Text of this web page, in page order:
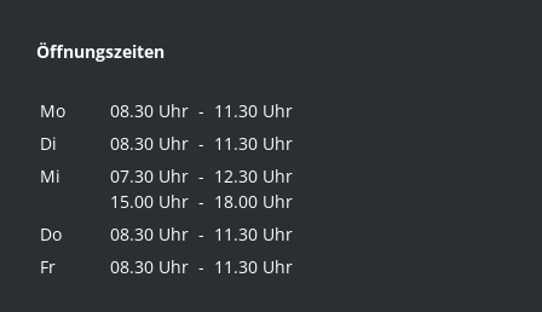
Öffnungszeiten
Mo
08.30 Uhr - 11.30 Uhr
Di
08.30 Uhr - 11.30 Uhr
Mi
07.30 Uhr - 12.30 Uhr
15.00 Uhr - 18.00 Uhr
Do
08.30 Uhr - 11.30 Uhr
Fr
08.30 Uhr - 11.30 Uhr